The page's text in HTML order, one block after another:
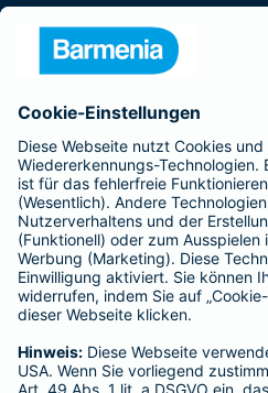
Barmenia ist Teil der
BELIEBTE
Kranken-
Adresse